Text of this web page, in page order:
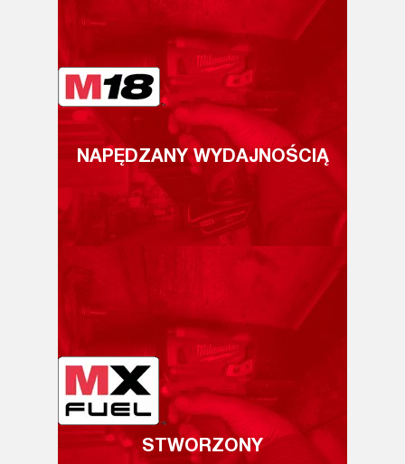
NAPĘDZANY WYDAJNOŚCIĄ
STWORZONY